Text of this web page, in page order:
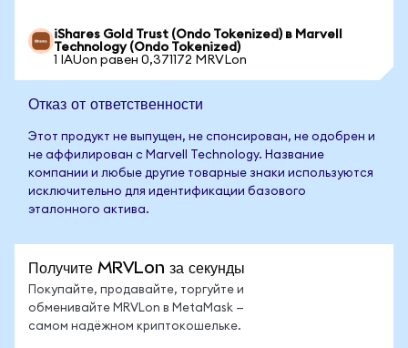
iShares Gold Trust (Ondo Tokenized) в Marvell
Technology (Ondo Tokenized)
1 IAUon равен 0,371172 MRVLon
Отказ от ответственности
Этот продукт не выпущен, не спонсирован, не одобрен и
не аффилирован с Marvell Technology. Название
компании и любые другие товарные знаки используются
исключительно для идентификации базового
эталонного актива.
Получите MRVLon за секунды
Покупайте, продавайте, торгуйте и
обменивайте MRVLon в MetaMask —
самом надёжном криптокошельке.